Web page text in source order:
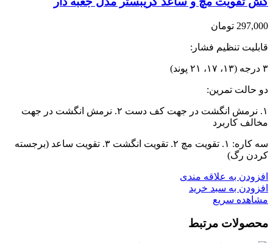
297,000 تومان
قابلیت تنظیم فشار:
۳ درجه (۱۳، ۱۷، ۲۱ پوند)
دو حالت تمرین:
۱. نرمش انگشت در جهت کف دست ۲. نرمش انگشت در جهت
مخالف کاربرد
سه کاره: ۱. تقویت مچ ۲. تقویت انگشت ۳. تقویت ساعد (برجسته
کردن رگ)
افزودن به علاقه مندی
افزودن به سبد خرید
مشاهده سریع
محصولات مرتبط